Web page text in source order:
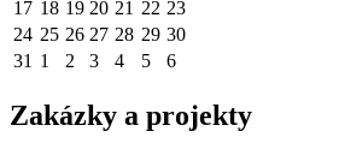
17 18 19 20 21 22 23
24 25 26 27 28 29 30
31 1 2 3 4 5 6
Zakázky a projekty